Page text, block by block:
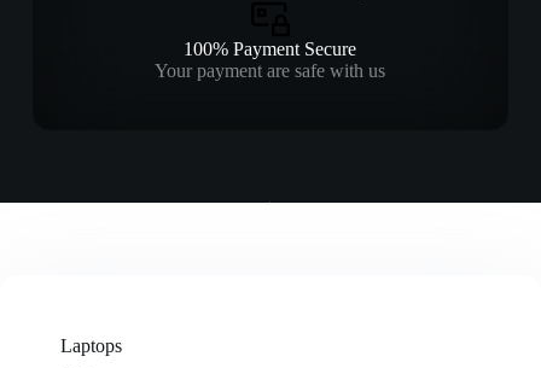
100% Payment Secure
Your payment are safe with us
Laptops